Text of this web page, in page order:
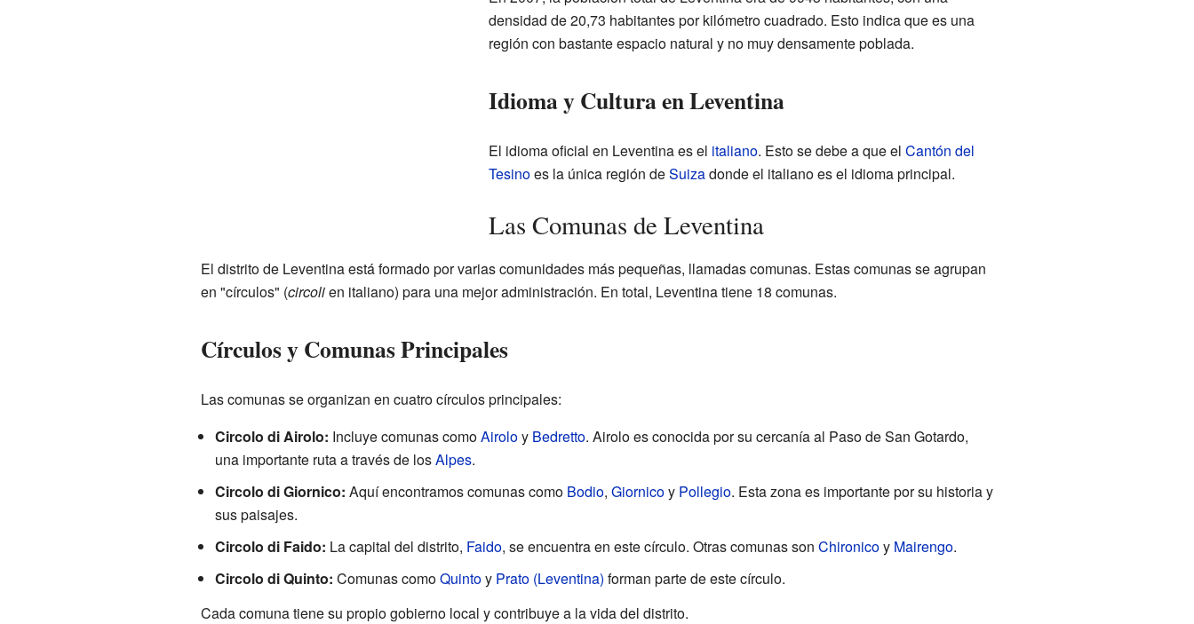
densidad de 20,73 habitantes por kilómetro cuadrado. Esto indica que es una
región con bastante espacio natural y no muy densamente poblada.
Idioma y Cultura en Leventina
El idioma oficial en Leventina es el italiano. Esto se debe a que el Cantón del
Tesinoes la única región deSuizadonde el italiano es el idioma principal.
Las Comunas de Leventina
El distrito de Leventina está formado por varias comunidades más pequeñas, llamadas comunas. Estas comunas se agrupan
en "círculos" (circolien italiano) para una mejor administración. En total, Leventina tiene 18 comunas.
Círculos y Comunas Principales
Las comunas se organizan en cuatro círculos principales:
Circolo di Airolo: Incluye comunas comoAiroloy Bedretto. Airolo es conocida por su cercanía al Paso de San Gotardo,
una importante ruta a través de losAlpes.
Circolo di Giornico: Aquí encontramos comunas como Bodio, Giornicoy Pollegio. Esta zona es importante por su historia y
sus paisajes.
Circolo di Faido: La capital del distrito, Faido, se encuentra en este círculo. Otras comunas son Chironicoy Mairengo.
Circolo di Quinto: Comunas comoQuintoy Prato (Leventina) forman parte de este círculo.
Cada comuna tiene su propio gobierno local y contribuye a la vida del distrito.